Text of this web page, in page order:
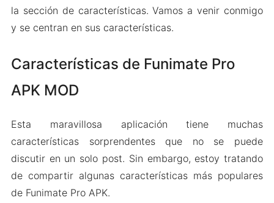
la sección de características. Vamos a venir conmigo
y se centran en sus características.
Características de Funimate Pro
APK MOD
Esta maravillosa aplicación tiene muchas
características sorprendentes que no se puede
discutir en un solo post. Sin embargo, estoy tratando
de compartir algunas características más populares
de Funimate Pro APK.